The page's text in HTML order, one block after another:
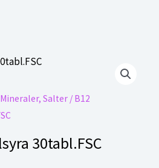
Salter / B12
30tabl.FSC